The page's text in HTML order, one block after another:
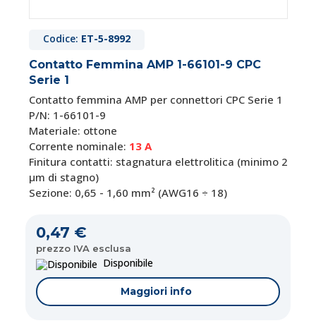
Codice: ET-5-8992
Contatto Femmina AMP 1-66101-9 CPC
Serie 1
Contatto femmina AMP per connettori CPC Serie 1
P/N: 1-66101-9
Materiale: ottone
Corrente nominale: 13 A
Finitura contatti: stagnatura elettrolitica (minimo 2
µm di stagno)
Sezione: 0,65 - 1,60 mm² (AWG16 ÷ 18)
0,47 €
prezzo IVA esclusa
Disponibile
Maggiori info